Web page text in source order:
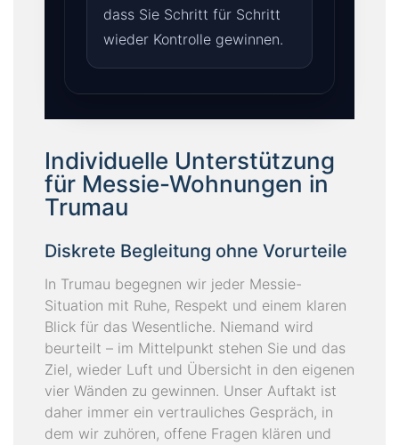
dass Sie Schritt für Schritt
wieder Kontrolle gewinnen.
Individuelle Unterstützung
für Messie-Wohnungen in
Trumau
Diskrete Begleitung ohne Vorurteile
In Trumau begegnen wir jeder Messie-
Situation mit Ruhe, Respekt und einem klaren
Blick für das Wesentliche. Niemand wird
beurteilt – im Mittelpunkt stehen Sie und das
Ziel, wieder Luft und Übersicht in den eigenen
vier Wänden zu gewinnen. Unser Auftakt ist
daher immer ein vertrauliches Gespräch, in
dem wir zuhören, offene Fragen klären und